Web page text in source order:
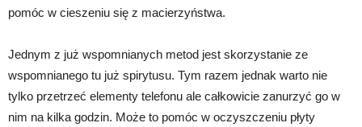
pomóc w cieszeniu się z macierzyństwa.
Jednym z już wspomnianych metod jest skorzystanie ze
wspomnianego tu już spirytusu. Tym razem jednak warto nie
tylko przetrzeć elementy telefonu ale całkowicie zanurzyć go w
nim na kilka godzin. Może to pomóc w oczyszczeniu płyty